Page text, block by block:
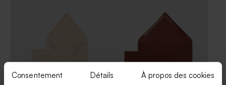
Consentement Détails À propos des cookies